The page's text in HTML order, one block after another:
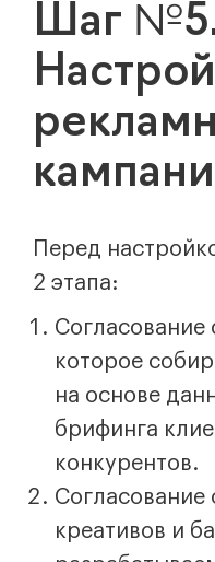
Шаг
Перед
2 этапа:
Согласование
которое
на основе
брифинга
конкурентов.
Согласование
креативов и